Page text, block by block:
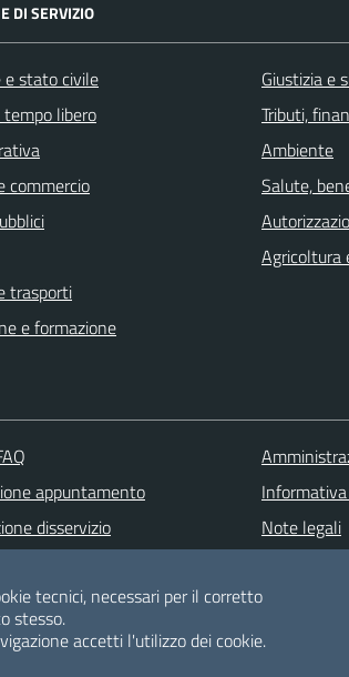
DI SERVIZIO
e stato civile
libero
commercio
trasporti
e formazione
Giustizia e
Tributi,
Ambiente
Salute,
Agricoltura
appuntamento
disservizio
Note legali
Albo pretorio
tecnici, necessari per il corretto
stesso.
accetti l'utilizzo dei cookie.